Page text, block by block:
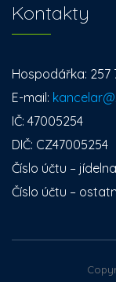
Kontakty
Hospodářka: 257
E-mail:
IČ: 47005254
DIČ: CZ47005254
Číslo účtu –
Číslo účtu –